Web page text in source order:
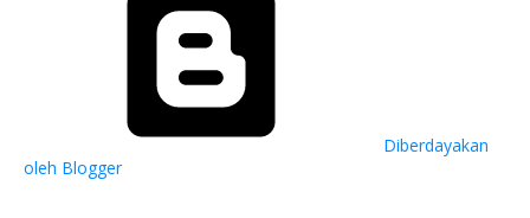
Diberdayakan
oleh Blogger